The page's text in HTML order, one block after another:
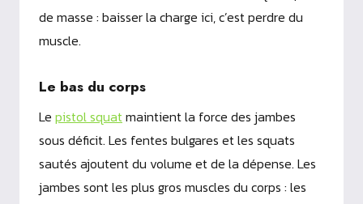
de masse : baisser la charge ici, c’est perdre du
muscle.
Le bas du corps
Le pistol squatmaintient la force des jambes
sous déficit. Les fentes bulgares et les squats
sautés ajoutent du volume et de la dépense. Les
jambes sont les plus gros muscles du corps : les